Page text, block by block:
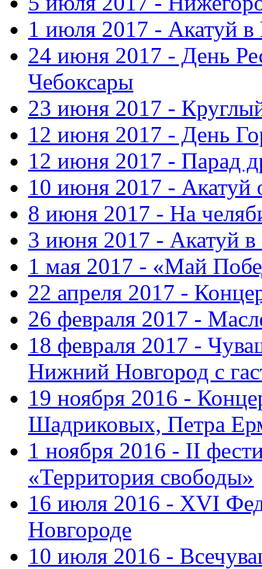
1 июля 2017 - Акатуй
24 июня 2017 - День
Чебоксары
23 июня 2017 -
12 июня 2017 - День
12 июня 2017 - Парад
10 июня 2017 - Акатуй
8 июня 2017 - На
3 июня 2017 - Акатуй в
1 мая 2017 - «Май
22 апреля 2017 -
26 февраля 2017 -
18 февраля 2017 -
Нижний Новгород с
19 ноября 2016 -
Шадриковых, Петра
1 ноября 2016 - II
«Территория свободы»
16 июля 2016 - XVI
Новгороде
10 июля 2016 -